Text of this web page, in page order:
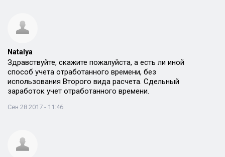
Natalya
Здравствуйте, скажите пожалуйста, а есть ли иной
способ учета отработанного времени, без
использования Второго вида расчета. Сдельный
заработок учет отработанного времени.
Сен 28 2017 - 11:46